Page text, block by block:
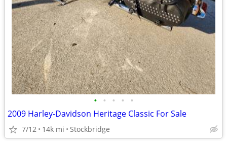
• • • • •
2009 Harley-Davidson Heritage Classic For Sale
7/12 14k mi Stockbridge